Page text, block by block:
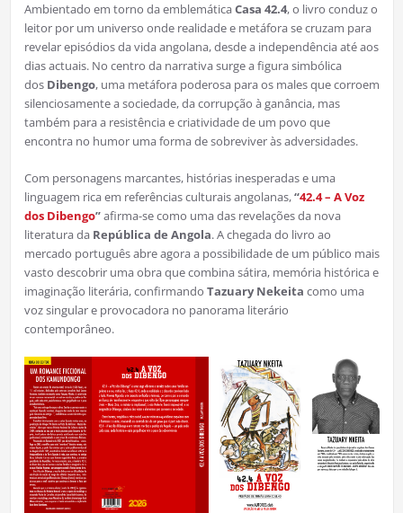
Ambientado em torno da emblemáticaCasa 42.4, o livro conduz o
leitor por um universo onde realidade e metáfora se cruzam para
revelar episódios da vida angolana, desde a independência até aos
dias actuais. No centro da narrativa surge a figura simbólica
dos Dibengo, uma metáfora poderosa para os males que corroem
silenciosamente a sociedade, da corrupção à ganância, mas
também para a resistência e criatividade de um povo que
encontra no humor uma forma de sobreviver às adversidades.
Com personagens marcantes, histórias inesperadas e uma
linguagem rica em referências culturais angolanas,“42.4 – A Voz
dos Dibengo”afirma-se como uma das revelações da nova
literatura da República de Angola. A chegada do livro ao
mercado português abre agora a possibilidade de um público mais
vasto descobrir uma obra que combina sátira, memória histórica e
imaginação literária, confirmando Tazuary Nekeita como uma
voz singular e provocadora no panorama literário
contemporâneo.